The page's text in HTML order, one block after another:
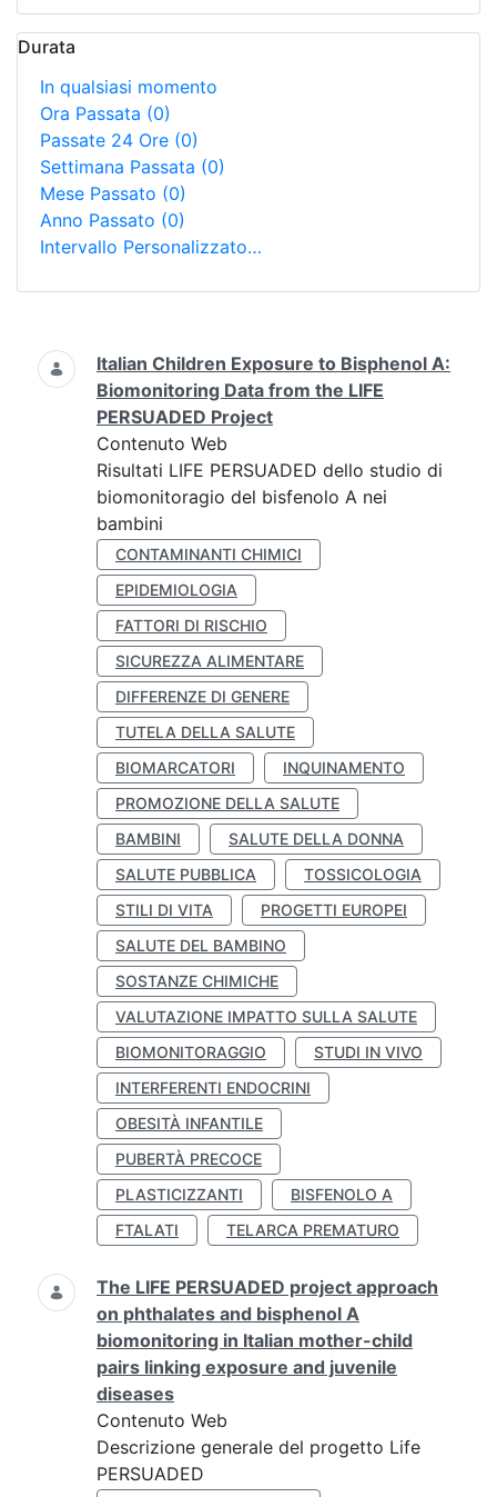
Durata
In qualsiasi momento
Ora Passata (0)
Passate 24 Ore (0)
Settimana Passata (0)
Mese Passato (0)
Anno Passato (0)
Intervallo Personalizzato…
Ricerca
Italian Children Exposure to Bisphenol A:
Biomonitoring Data from the LIFE
PERSUADED Project
Contenuto Web
Risultati LIFE PERSUADED dello studio di
biomonitoragio del bisfenolo A nei
bambini
CONTAMINANTI CHIMICI
EPIDEMIOLOGIA
FATTORI DI RISCHIO
SICUREZZA ALIMENTARE
DIFFERENZE DI GENERE
TUTELA DELLA SALUTE
BIOMARCATORI
INQUINAMENTO
PROMOZIONE DELLA SALUTE
BAMBINI
SALUTE DELLA DONNA
SALUTE PUBBLICA
TOSSICOLOGIA
STILI DI VITA
PROGETTI EUROPEI
SALUTE DEL BAMBINO
SOSTANZE CHIMICHE
VALUTAZIONE IMPATTO SULLA SALUTE
BIOMONITORAGGIO
STUDI IN VIVO
INTERFERENTI ENDOCRINI
OBESITÀ INFANTILE
PUBERTÀ PRECOCE
PLASTICIZZANTI
BISFENOLO A
FTALATI
TELARCA PREMATURO
The LIFE PERSUADED project approach
on phthalates and bisphenol A
biomonitoring in Italian mother-child
pairs linking exposure and juvenile
diseases
Contenuto Web
Descrizione generale del progetto Life
PERSUADED